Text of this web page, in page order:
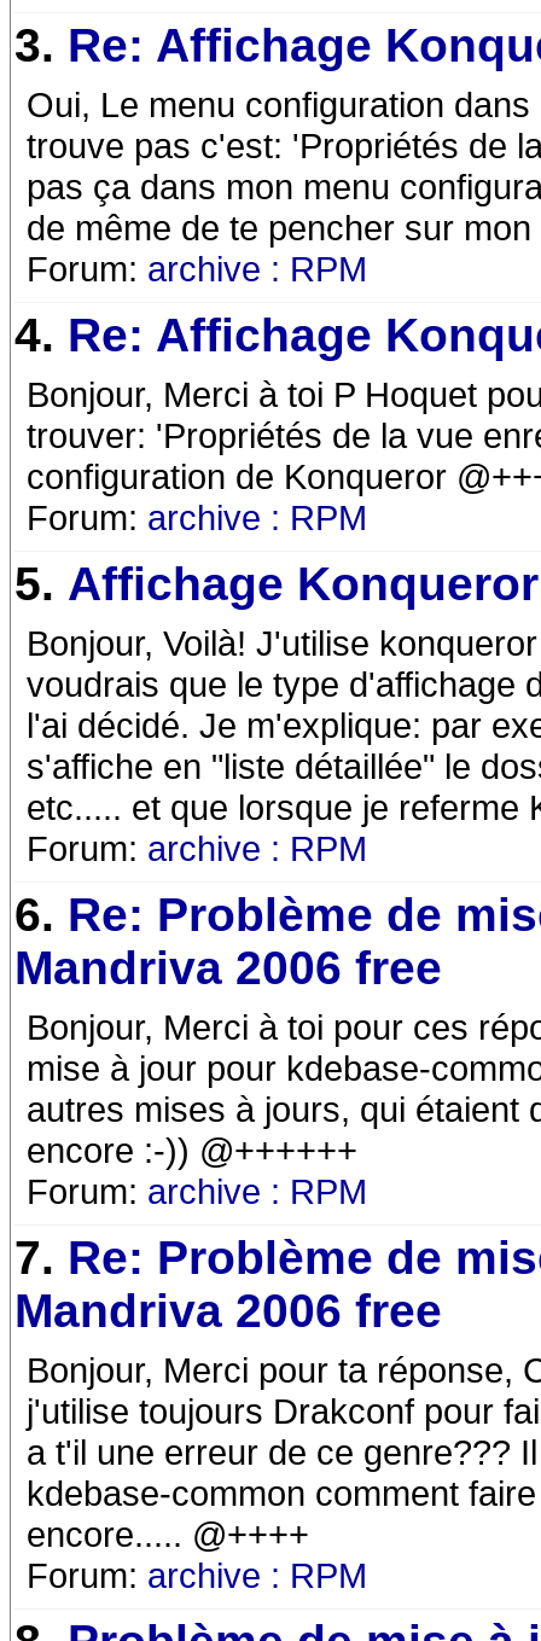
3. Re: Affichage
Oui, Le menu configuration
trouve pas c'est: 'Propriétés de
pas ça dans mon menu
de même de te pencher sur
Forum: archive : RPM
4. Re: Affichage
Bonjour, Merci à toi P Hoquet
trouver: 'Propriétés de la vue
configuration de Konqueror
Forum: archive : RPM
5. Affichage Konqueror
Bonjour, Voilà! J'utilise
voudrais que le type d'affichage
l'ai décidé. Je m'explique: par
s'affiche en "liste détaillée" le
etc..... et que lorsque je referme
Forum: archive : RPM
6. Re: Problème de
Mandriva 2006 free
Bonjour, Merci à toi pour ces
mise à jour pour kdebase-
autres mises à jours, qui étaient
encore :-)) @++++++
Forum: archive : RPM
7. Re: Problème de
Mandriva 2006 free
Bonjour, Merci pour ta réponse,
j'utilise toujours Drakconf pour
a t'il une erreur de ce genre???
kdebase-common comment
encore..... @++++
Forum: archive : RPM